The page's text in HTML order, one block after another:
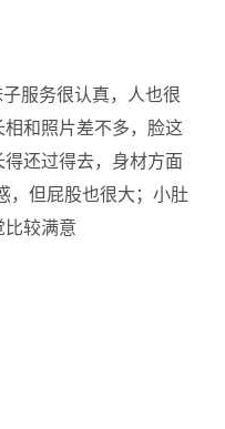
服务很认真，人也很
和照片差不多，脸这
还过得去，身材方面
，但屁股也很大；小肚
较满意